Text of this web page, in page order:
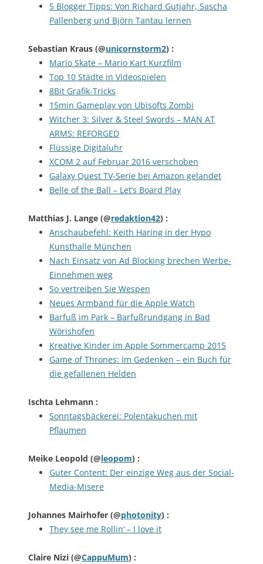
5 Blogger Tipps: Von Richard Gutjahr, Sascha
Pallenberg und Björn Tantau lernen
Sebastian Kraus (@unicornstorm2) :
Mario Skate – Mario Kart Kurzfilm
Top 10 Städte in Videospielen
8Bit Grafik-Tricks
15min Gameplay von Ubisofts Zombi
Witcher 3: Silver & Steel Swords – MAN AT
ARMS: REFORGED
Flüssige Digitaluhr
XCOM 2 auf Februar 2016 verschoben
Galaxy Quest TV-Serie bei Amazon gelandet
Belle of the Ball – Let’s Board Play
Matthias J. Lange (@redaktion42) :
Anschaubefehl: Keith Haring in der Hypo
Kunsthalle München
Nach Einsatz von Ad Blocking brechen Werbe-
Einnehmen weg
So vertreiben Sie Wespen
Neues Armband für die Apple Watch
Barfuß im Park – Barfußrundgang in Bad
Wörishofen
Kreative Kinder im Apple Sommercamp 2015
Game of Thrones: Im Gedenken – ein Buch für
die gefallenen Helden
Ischta Lehmann :
Sonntagsbäckerei: Polentakuchen mit
Pflaumen
Meike Leopold (@leopom) :
Guter Content: Der einzige Weg aus der Social-
Media-Misere
Johannes Mairhofer (@photonity) :
They see me Rollin‘ – I love it
Claire Nizi (@CappuMum) :